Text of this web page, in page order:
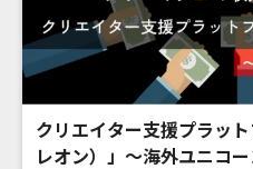
クリエイター支援プラッ
レオン）」〜海外ユニコ